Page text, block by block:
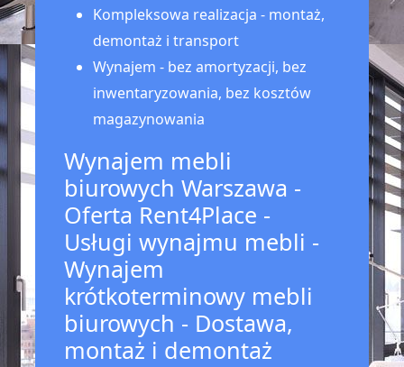
Kompleksowa realizacja - montaż,
demontaż i transport
Wynajem - bez amortyzacji, bez
inwentaryzowania, bez kosztów
magazynowania
Wynajem mebli
biurowych Warszawa -
Oferta Rent4Place -
Usługi wynajmu mebli -
Wynajem
krótkoterminowy mebli
biurowych - Dostawa,
montaż i demontaż